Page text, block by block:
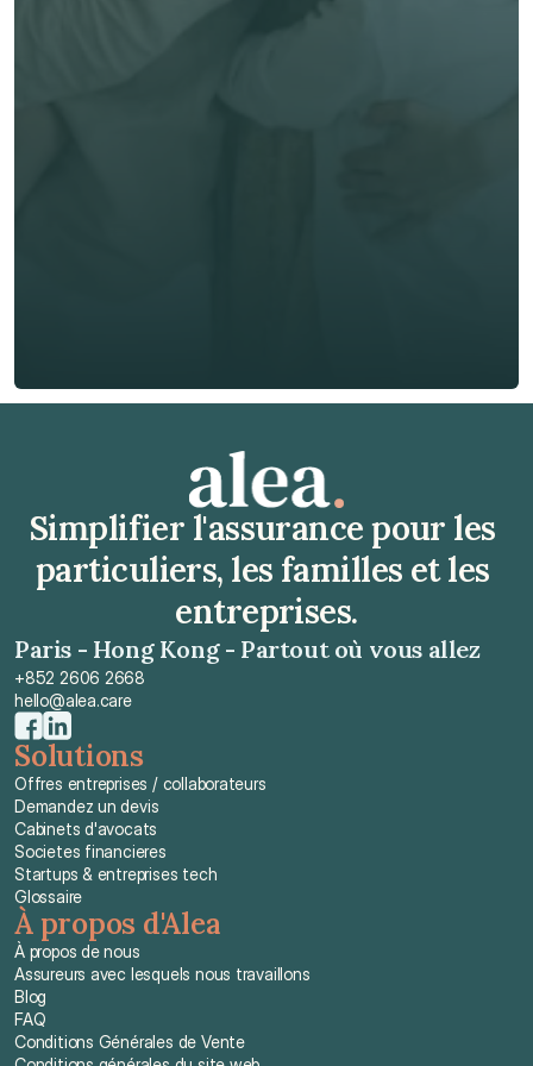
Obtenir un devis gratuit
Simplifier l'assurance pour les
particuliers, les familles et les
entreprises.
Paris - Hong Kong - Partout où vous allez
+852 2606 2668
hello@alea.care
Solutions
Offres entreprises / collaborateurs
Demandez un devis
Cabinets d'avocats
Societes financieres
Startups & entreprises tech
Glossaire
À propos d'Alea
À propos de nous
Assureurs avec lesquels nous travaillons
Blog
FAQ
Conditions Générales de Vente